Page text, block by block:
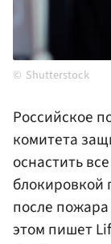
Shutterstock
Российское
комитета
оснастить
блокировкой
после
этом пишет